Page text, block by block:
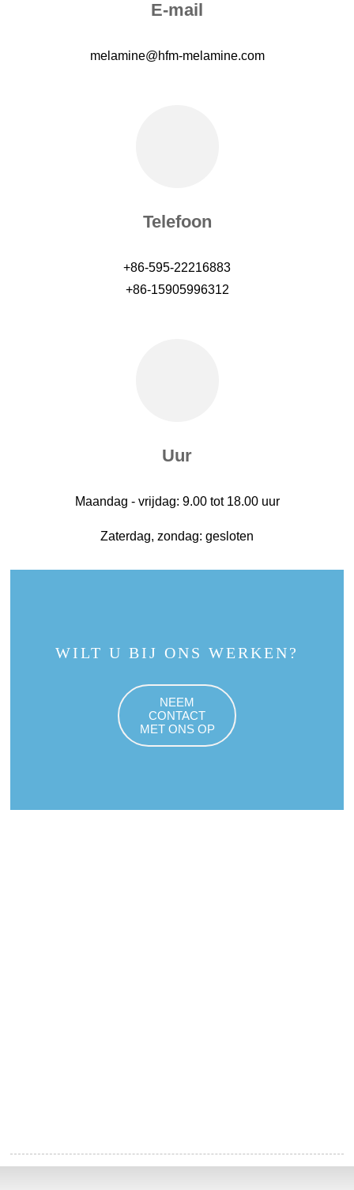
E-mail
melamine@hfm-melamine.com
Telefoon
+86-595-22216883
+86-15905996312
Uur
Maandag - vrijdag: 9.00 tot 18.00 uur
Zaterdag, zondag: gesloten
WILT U BIJ ONS WERKEN?
NEEM
CONTACT
MET ONS OP